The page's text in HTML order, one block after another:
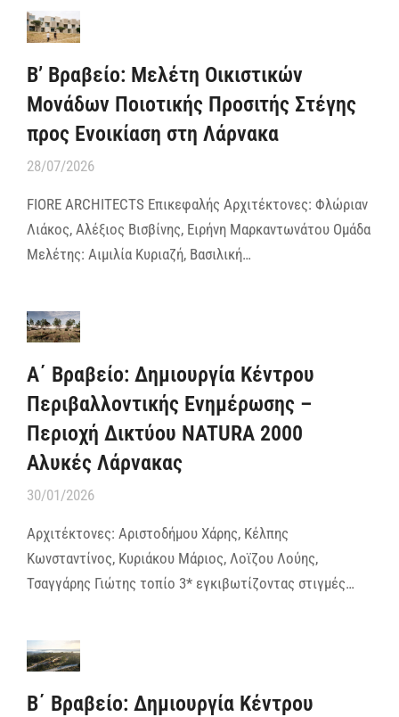
Β’ Βραβείο: Μελέτη Οικιστικών
Μονάδων Ποιοτικής Προσιτής Στέγης
προς Ενοικίαση στη Λάρνακα
28/07/2026
FIORE ARCHITECTS Επικεφαλής Αρχιτέκτονες: Φλώριαν
Λιάκος, Αλέξιος Βισβίνης, Ειρήνη Μαρκαντωνάτου Ομάδα
Μελέτης: Αιμιλία Κυριαζή, Βασιλική…
A΄ Βραβείο: Δημιουργία Κέντρου
Περιβαλλοντικής Ενημέρωσης –
Περιοχή Δικτύου NATURA 2000
Αλυκές Λάρνακας
30/01/2026
Αρχιτέκτονες: Αριστοδήμου Χάρης, Κέλπης
Κωνσταντίνος, Κυριάκου Μάριος, Λοϊζου Λούης,
Τσαγγάρης Γιώτης τοπίο 3* εγκιβωτίζοντας στιγμές…
B΄ Βραβείο: Δημιουργία Κέντρου